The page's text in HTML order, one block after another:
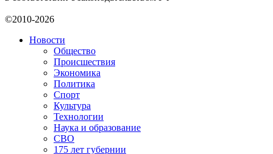
©2010-2026
Новости
Общество
Происшествия
Экономика
Политика
Спорт
Культура
Технологии
Наука и образование
СВО
175 лет губернии